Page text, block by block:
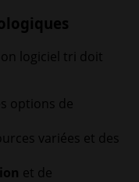
logiciel tri doit
options de
variées et des
et de